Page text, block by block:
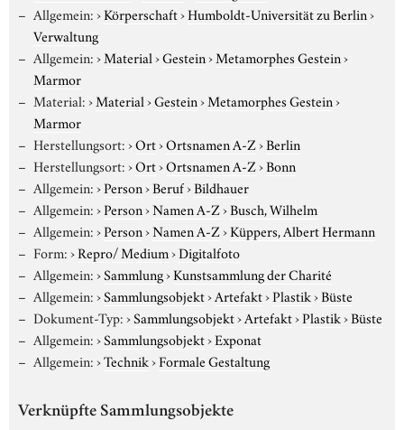
Allgemein:›Körperschaft›Humboldt-Universität zu Berlin›
Verwaltung
Allgemein:›Material›Gestein›Metamorphes Gestein›
Marmor
Material:›Material›Gestein›Metamorphes Gestein›
Marmor
Herstellungsort:›Ort›Ortsnamen A-Z›Berlin
Herstellungsort:›Ort›Ortsnamen A-Z›Bonn
Allgemein:›Person›Beruf›Bildhauer
Allgemein:›Person›Namen A-Z›Busch, Wilhelm
Allgemein:›Person›Namen A-Z›Küppers, Albert Hermann
Form:›Repro/ Medium›Digitalfoto
Allgemein:›Sammlung›Kunstsammlung der Charité
Allgemein:›Sammlungsobjekt›Artefakt›Plastik›Büste
Dokument-Typ:›Sammlungsobjekt›Artefakt›Plastik›Büste
Allgemein:›Sammlungsobjekt›Exponat
Allgemein:›Technik›Formale Gestaltung
Verknüpfte Sammlungsobjekte